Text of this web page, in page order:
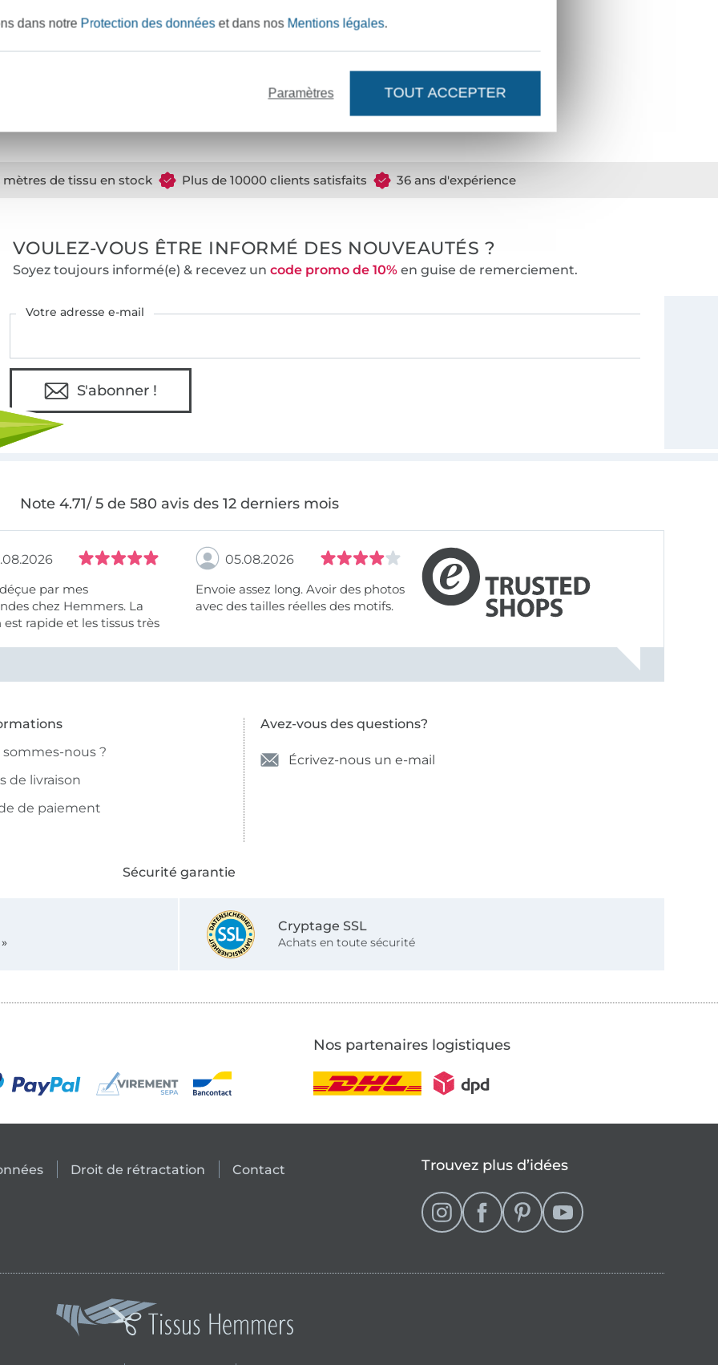
fins non commerciales. Il
des articles destinés à la
ainsi que la production en
responsabilité pour
mètres de tissu en stock Plus de 10000 clients satisfaits 36 ans d'expérience
VOULEZ-VOUS ÊTRE INFORMÉ DES NOUVEAUTÉS ?
Soyez toujours informé(e) & recevez un code promo de 10%en guise de remerciement.
Votre adresse e-mail
S'abonner !
Note 4.71/ 5 de 580 avis des 12 derniers mois
par mes
chez Hemmers. La
est rapide et les tissus très
05.08.2026
Envoie assez long. Avoir des photos
avec des tailles réelles des motifs.
sommes-nous ?
de livraison
de paiement
Avez-vous des questions?
Écrivez-nous un e-mail
Sécurité garantie
Cryptage SSL
Achats en toute sécurité
Nos partenaires logistiques
Droit de rétractation Contact Trouvez plus d’idées
dans notre Protection des donnéeset dans nos Mentions légales.
Paramètres TOUT ACCEPTER